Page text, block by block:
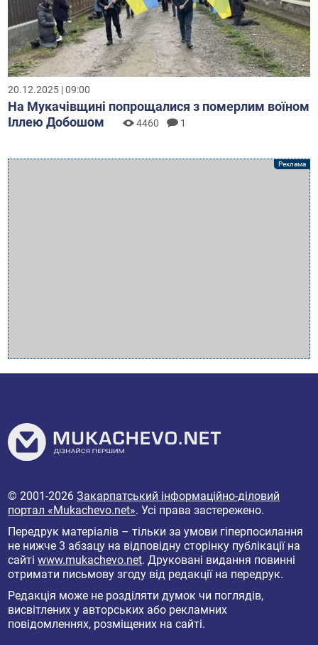
20.12.2025 | 09:00
На Мукачівщині попрощалися з померлим воїном
Іллею Добошом
4460 1
© 2001-2026Закарпатський інформаційно-діловий
портал «Mukachevo.net». Усі права застережено.
Передрук матеріалів – тільки за умови гіперпосилання
не нижче 3 абзацу на відповідну сторінку публікації на
сайтіwww.mukachevo.net. Друковані видання повинні
отримати письмову згоду від редакції на передрук.
Редакція може не розділяти думок чи поглядів,
висвітлених у авторських або рекламних
повідомленнях, розміщених на сайті.